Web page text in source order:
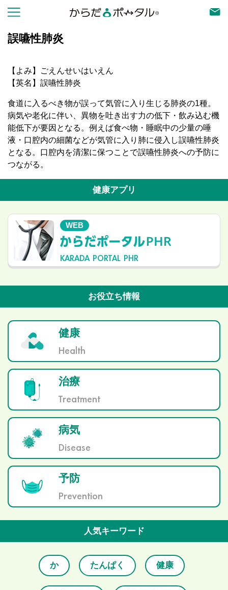
誤嚥性肺炎
【よみ】ごえんせいはいえん
【英名】誤嚥性肺炎
食道に入るべき物が誤って気管に入り生じる肺炎の1種。
病気や老化に伴い、異物を吐き出す力の低下・飲み込む機
能低下が要因となる。例えば食べ物・睡眠中の少量の唾
液・口腔内の細菌などが気管に入り肺に侵入し誤嚥性肺炎
となる。口腔内を清潔に保つことで誤嚥性肺炎への予防に
つながる。
健康アプリ
WEB
KARADA PORTAL PHR
お役立ち情報
健康
Health
治療
Treatment
病気
Disease
予防
Prevention
人気キーワード
か たんぱく 健康